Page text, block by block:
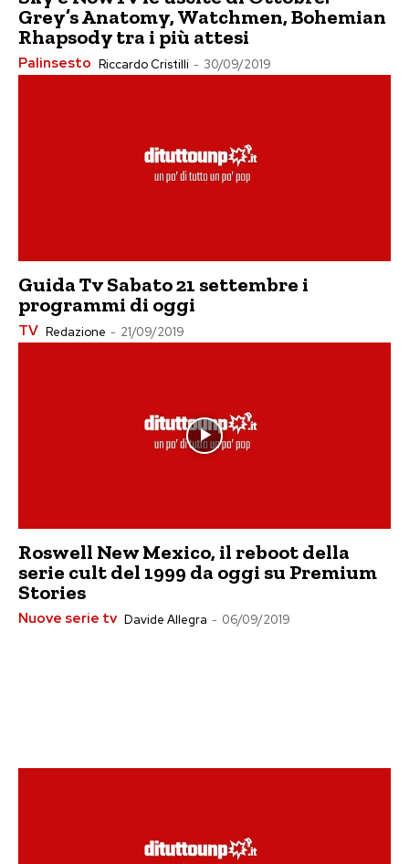
Grey’s Anatomy, Watchmen, Bohemian
Rhapsody tra i più attesi
Palinsesto Riccardo Cristilli - 30/09/2019
Guida Tv Sabato 21 settembre i
programmi di oggi
TV Redazione - 21/09/2019
Roswell New Mexico, il reboot della
serie cult del 1999 da oggi su Premium
Stories
Nuove serie tv Davide Allegra - 06/09/2019